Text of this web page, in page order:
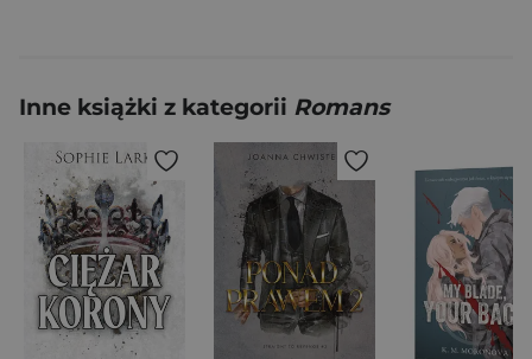
Inne książki z kategorii Romans